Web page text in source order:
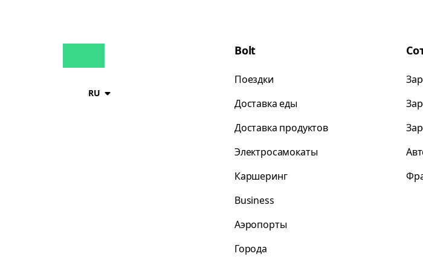
RU
Bolt
Поездки
Доставка еды
Доставка продуктов
Электросамокаты
Каршеринг
Business
Аэропорты
Города